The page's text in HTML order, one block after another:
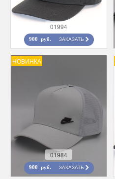
01994
900 руб. ЗАКАЗАТЬ
НОВИНКА
01984
900 руб. ЗАКАЗАТЬ